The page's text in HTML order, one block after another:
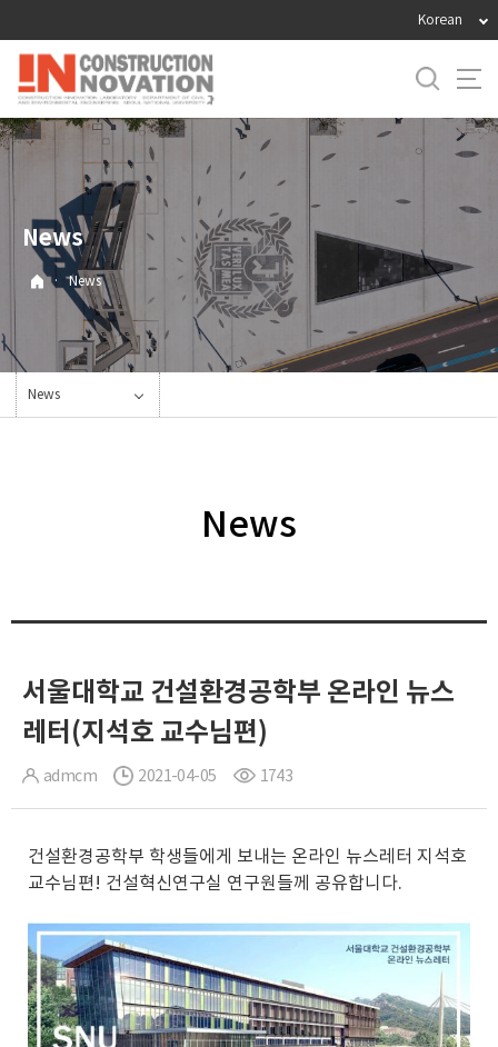
로
메
뉴
Korean
News
· News
News
News
서울대학교 건설환경공학부 온라인 뉴스
레터(지석호 교수님편)
admcm 2021-04-05 1743
건설환경공학부 학생들에게 보내는 온라인 뉴스레터 지석호
교수님편! 건설혁신연구실 연구원들께 공유합니다.